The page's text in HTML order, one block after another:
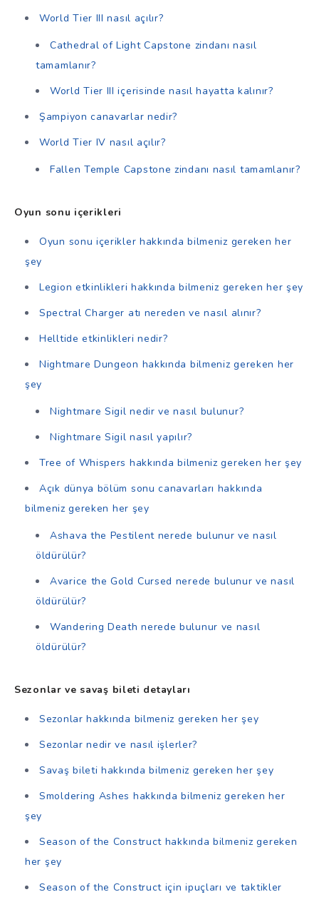
World Tier III nasıl açılır?
Cathedral of Light Capstone zindanı nasıl
tamamlanır?
World Tier III içerisinde nasıl hayatta kalınır?
Şampiyon canavarlar nedir?
World Tier IV nasıl açılır?
Fallen Temple Capstone zindanı nasıl tamamlanır?
Oyun sonu içerikleri
Oyun sonu içerikler hakkında bilmeniz gereken her
şey
Legion etkinlikleri hakkında bilmeniz gereken her şey
Spectral Charger atı nereden ve nasıl alınır?
Helltide etkinlikleri nedir?
Nightmare Dungeon hakkında bilmeniz gereken her
şey
Nightmare Sigil nedir ve nasıl bulunur?
Nightmare Sigil nasıl yapılır?
Tree of Whispers hakkında bilmeniz gereken her şey
Açık dünya bölüm sonu canavarları hakkında
bilmeniz gereken her şey
Ashava the Pestilent nerede bulunur ve nasıl
öldürülür?
Avarice the Gold Cursed nerede bulunur ve nasıl
öldürülür?
Wandering Death nerede bulunur ve nasıl
öldürülür?
Sezonlar ve savaş bileti detayları
Sezonlar hakkında bilmeniz gereken her şey
Sezonlar nedir ve nasıl işlerler?
Savaş bileti hakkında bilmeniz gereken her şey
Smoldering Ashes hakkında bilmeniz gereken her
şey
Season of the Construct hakkında bilmeniz gereken
her şey
Season of the Construct için ipuçları ve taktikler